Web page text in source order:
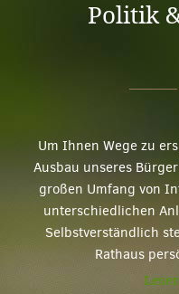
Politik
Um Ihnen Wege zu
Ausbau unseres
großen Umfang von
unterschiedlichen
Selbstverständlich
Rathaus